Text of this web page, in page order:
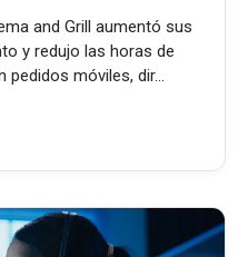
and Grill aumentó sus
y redujo las horas de
móviles, dir...